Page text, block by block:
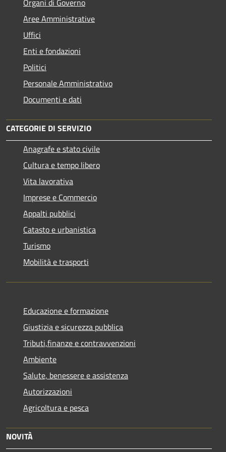
Organi di Governo
Aree Amministrative
Uffici
Enti e fondazioni
Politici
Personale Amministrativo
Documenti e dati
CATEGORIE DI SERVIZIO
Anagrafe e stato civile
Cultura e tempo libero
Vita lavorativa
Imprese e Commercio
Appalti pubblici
Catasto e urbanistica
Turismo
Mobilità e trasporti
Educazione e formazione
Giustizia e sicurezza pubblica
Tributi,finanze e contravvenzioni
Ambiente
Salute, benessere e assistenza
Autorizzazioni
Agricoltura e pesca
NOVITÀ